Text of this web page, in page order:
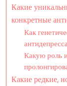
Какие
конкретные
Как
Какую роль
Какие редкие,